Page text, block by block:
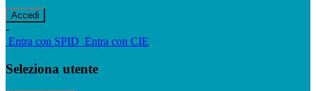
-
Entra con SPID Entra con CIE
Seleziona utente